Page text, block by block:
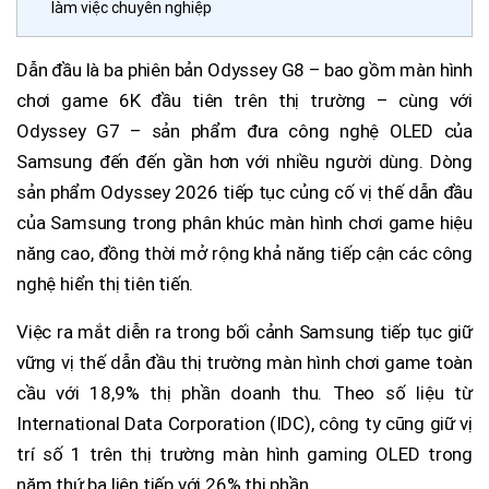
làm việc chuyên nghiệp
Dẫn đầu là ba phiên bản Odyssey G8 – bao gồm màn hình
chơi game 6K đầu tiên trên thị trường – cùng với
Odyssey G7 – sản phẩm đưa công nghệ OLED của
Samsung đến đến gần hơn với nhiều người dùng. Dòng
sản phẩm Odyssey 2026 tiếp tục củng cố vị thế dẫn đầu
của Samsung trong phân khúc màn hình chơi game hiệu
năng cao, đồng thời mở rộng khả năng tiếp cận các công
nghệ hiển thị tiên tiến.
Việc ra mắt diễn ra trong bối cảnh Samsung tiếp tục giữ
vững vị thế dẫn đầu thị trường màn hình chơi game toàn
cầu với 18,9% thị phần doanh thu. Theo số liệu từ
International Data Corporation (IDC), công ty cũng giữ vị
trí số 1 trên thị trường màn hình gaming OLED trong
năm thứ ba liên tiếp với 26% thị phần.